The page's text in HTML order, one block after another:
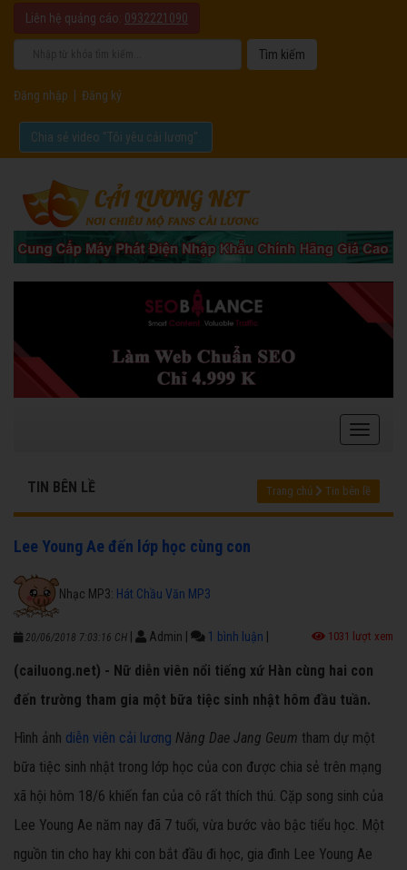
Liên hệ quảng cáo: 0932221090
Đăng nhập Đăng ký
Chia sẻ video "Tôi yêu cải lương".
TIN BÊN LỀ Trang chủ Tin bên lề
Lee Young Ae đến lớp học cùng con
Nhạc MP3: Hát Chầu Văn MP3
20/06/2018 7:03:16 CH Admin 1 bình luận 1031 lượt xem
(cailuong.net) - Nữ diễn viên nổi tiếng xứ Hàn cùng hai con
đến trường tham gia một bữa tiệc sinh nhật hôm đầu tuần.
Hình ảnh diễn viên cải lương Nàng Dae Jang Geum tham dự một
bữa tiệc sinh nhật trong lớp học của con được chia sẻ trên mạng
xã hội hôm 18/6 khiến fan của cô rất thích thú. Cặp song sinh của
Lee Young Ae năm nay đã 7 tuổi, vừa bước vào bậc tiểu học. Một
nguồn tin cho hay khi con bắt đầu đi học, gia đình Lee Young Ae